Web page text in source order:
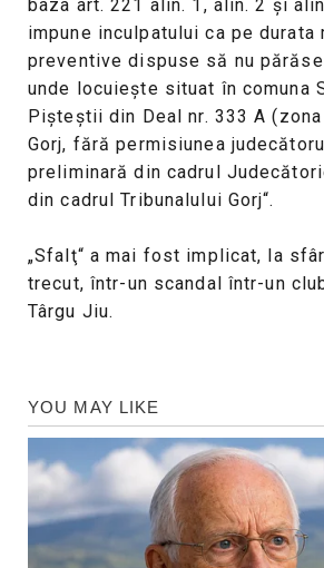
baza art. 221 alin. 1, alin. 2 şi
impune inculpatului ca pe durata
preventive dispuse să nu
unde locuieşte situat în comuna
Pişteştii din Deal nr. 333 A
Gorj, fără permisiunea
preliminară din cadrul
din cadrul Tribunalului Gorj“.
„Sfalţ“ a mai fost implicat, la
trecut, într-un scandal într-un
Târgu Jiu.